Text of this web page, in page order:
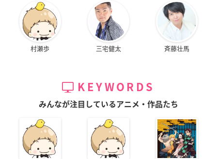
村瀬歩 三宅健太 斉藤壮馬
KEYWORDS
みんなが注目しているアニメ・作品たち